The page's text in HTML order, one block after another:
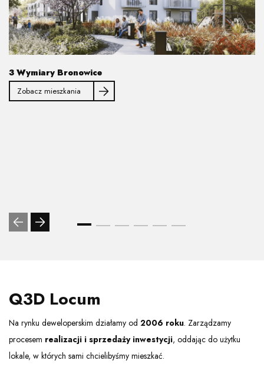
3 Wymiary Bronowice
Zobacz mieszkania
Q3D Locum
Na rynku deweloperskim działamy od 2006 roku. Zarządzamy
procesem realizacji i sprzedaży inwestycji, oddając do użytku
lokale, w których sami chcielibyśmy mieszkać.